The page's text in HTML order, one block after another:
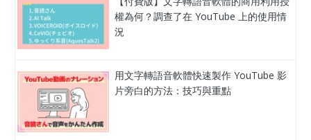
權為何？調查了在 YouTube 上的使用情
況
用文字轉語音軟體快速製作 YouTube 影
片旁白的方法：技巧與重點